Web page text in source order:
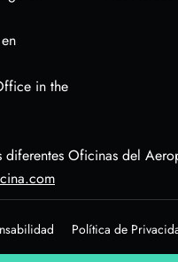
in the
Oficinas del
Política de